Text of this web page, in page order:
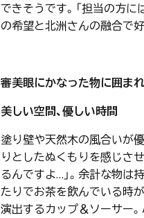
できそうです。「担当の方
の希望と北洲さんの融合で
審美眼にかなった物に囲ま
美しい空間、優しい時間
塗り壁や天然木の風合いが
りとしたぬくもりを感じさ
るんですよ…」。余計な物は
たりでお茶を飲んでいる時
演出するカップ＆ソーサー